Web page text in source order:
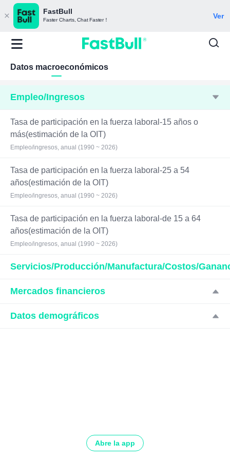
FastBull
Faster Charts, Chat Faster！ Ver
Datos macroeconómicos
Empleo/Ingresos
Tasa de participación en la fuerza laboral-15 años o
más(estimación de la OIT)
Empleo/ingresos, anual (1990 ~ 2026)
Tasa de participación en la fuerza laboral-25 a 54
años(estimación de la OIT)
Empleo/ingresos, anual (1990 ~ 2026)
Tasa de participación en la fuerza laboral-de 15 a 64
años(estimación de la OIT)
Empleo/ingresos, anual (1990 ~ 2026)
Servicios/Producción/Manufactura/Costos/
Mercados financieros
Datos demográficos
Abre la app